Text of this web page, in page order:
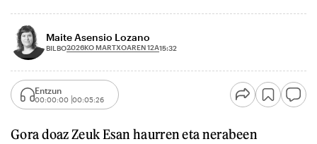
Maite Asensio Lozano
BILBO2026KO MARTXOAREN 12A15:32
Entzun
00:00:00 00:05:26
Gora doaz Zeuk Esan haurren eta nerabeen